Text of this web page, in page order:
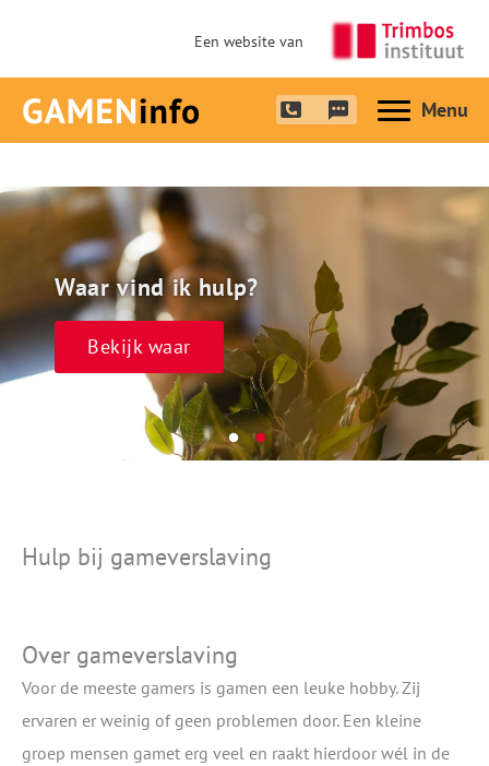
Een website van
Waar vind ik hulp?
Bekijk waar
Hulp bij gameverslaving
Over gameverslaving
Voor de meeste gamers is gamen een leuke hobby. Zij
ervaren er weinig of geen problemen door. Een kleine
groep mensen gamet erg veel en raakt hierdoor wél in de